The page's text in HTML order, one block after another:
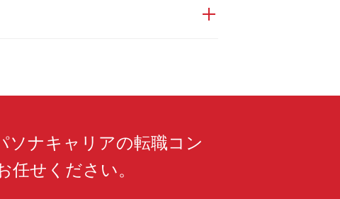
ソナキャリアの転職コン
任せください。